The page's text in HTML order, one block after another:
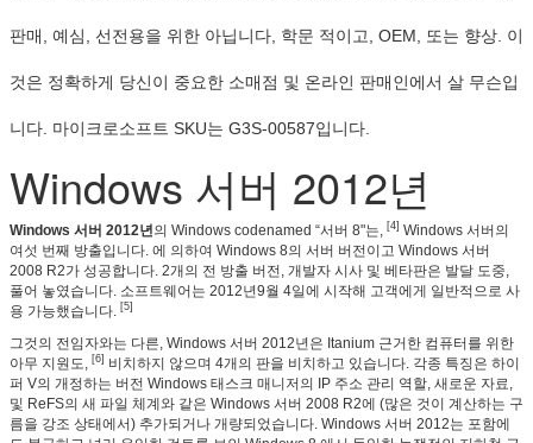
판매, 예심, 선전용을 위한 아닙니다, 학문 적이고, OEM, 또는 향상. 이
것은 정확하게 당신이 중요한 소매점 및 온라인 판매인에서 살 무슨입
니다. 마이크로소프트 SKU는 G3S-00587입니다.
Windows 서버 2012년
Windows 서버 2012년의 Windows codenamed “서버 8"는, [4] Windows 서버의
여섯 번째 방출입니다. 에 의하여 Windows 8의 서버 버전이고 Windows 서버
2008 R2가 성공합니다. 2개의 전 방출 버전, 개발자 시사 및 베타판은 발달 도중,
풀어 놓였습니다. 소프트웨어는 2012년9월 4일에 시작해 고객에게 일반적으로 사
용 가능했습니다. [5]
그것의 전임자와는 다른, Windows 서버 2012년은 Itanium 근거한 컴퓨터를 위한
아무 지원도, [6] 비치하지 않으며 4개의 판을 비치하고 있습니다. 각종 특징은 하이
퍼 V의 개정하는 버전 Windows 태스크 매니저의 IP 주소 관리 역할, 새로운 자료,
및 ReFS의 새 파일 체계와 같은 Windows 서버 2008 R2에 (많은 것이 계산하는 구
름을 강조 상태에서) 추가되거나 개량되었습니다. Windows 서버 2012는 포함에